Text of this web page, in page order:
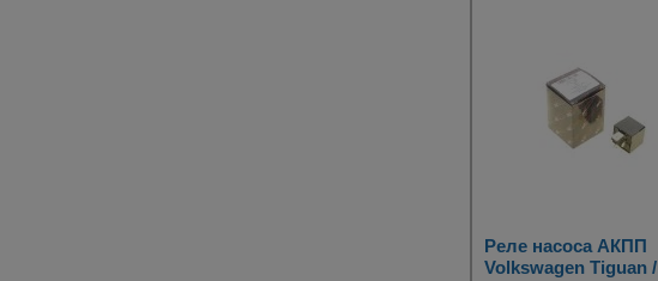
Реле насоса АКПП
Volkswagen Tiguan /